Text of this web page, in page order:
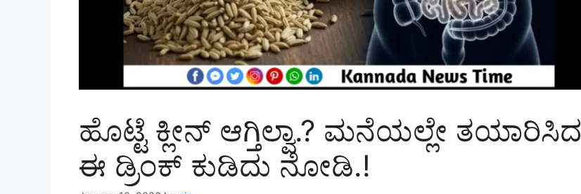
ಹೊಟ್ಟೆ ಕ್ಲೀನ್ ಆಗ್ತಿಲ್ವಾ.? ಮನೆಯಲ್ಲೇ ತಯಾರಿಸಿದ
ಈ ಡ್ರಿಂಕ್ ಕುಡಿದು ನೋಡಿ.!